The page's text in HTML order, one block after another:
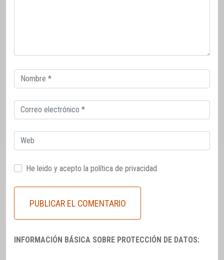
Correo
electrónico
Correo
electrónico
Web
He leido y acepto la política de privacidad
INFORMACIÓN BÁSICA SOBRE PROTECCIÓN DE DATOS: